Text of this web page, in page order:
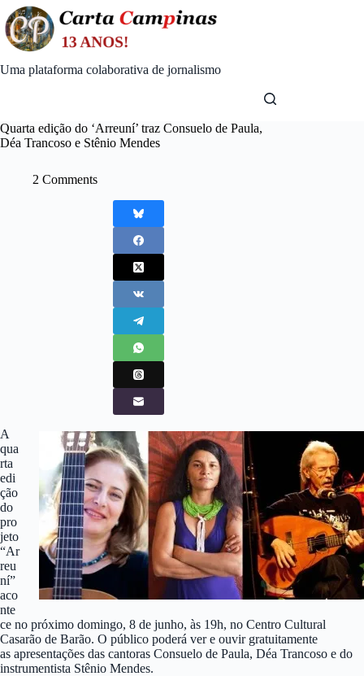
Skip
to
content
Uma plataforma colaborativa de jornalismo
Quarta edição do ‘Arreuní’ traz Consuelo de Paula,
Déa Trancoso e Stênio Mendes
2 Comments
A
qua
rta
edi
ção
do
pro
jeto
“Ar
reu
ní”
aco
nte
ce no próximo domingo, 8 de junho, às 19h, no Centro Cultural
Casarão de Barão. O público poderá ver e ouvir gratuitamente
as apresentações das cantoras Consuelo de Paula, Déa Trancoso e do
instrumentista Stênio Mendes.